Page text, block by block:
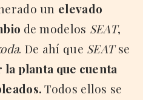
un elevado
de modelos SEAT,
. De ahí que SEATse
planta que cuenta
Todos ellos se